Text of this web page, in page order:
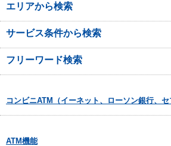
エリアから検索
サービス条件から検索
フリーワード検索
コンビニATM（イーネット、ローソン銀行、セ
ATM機能